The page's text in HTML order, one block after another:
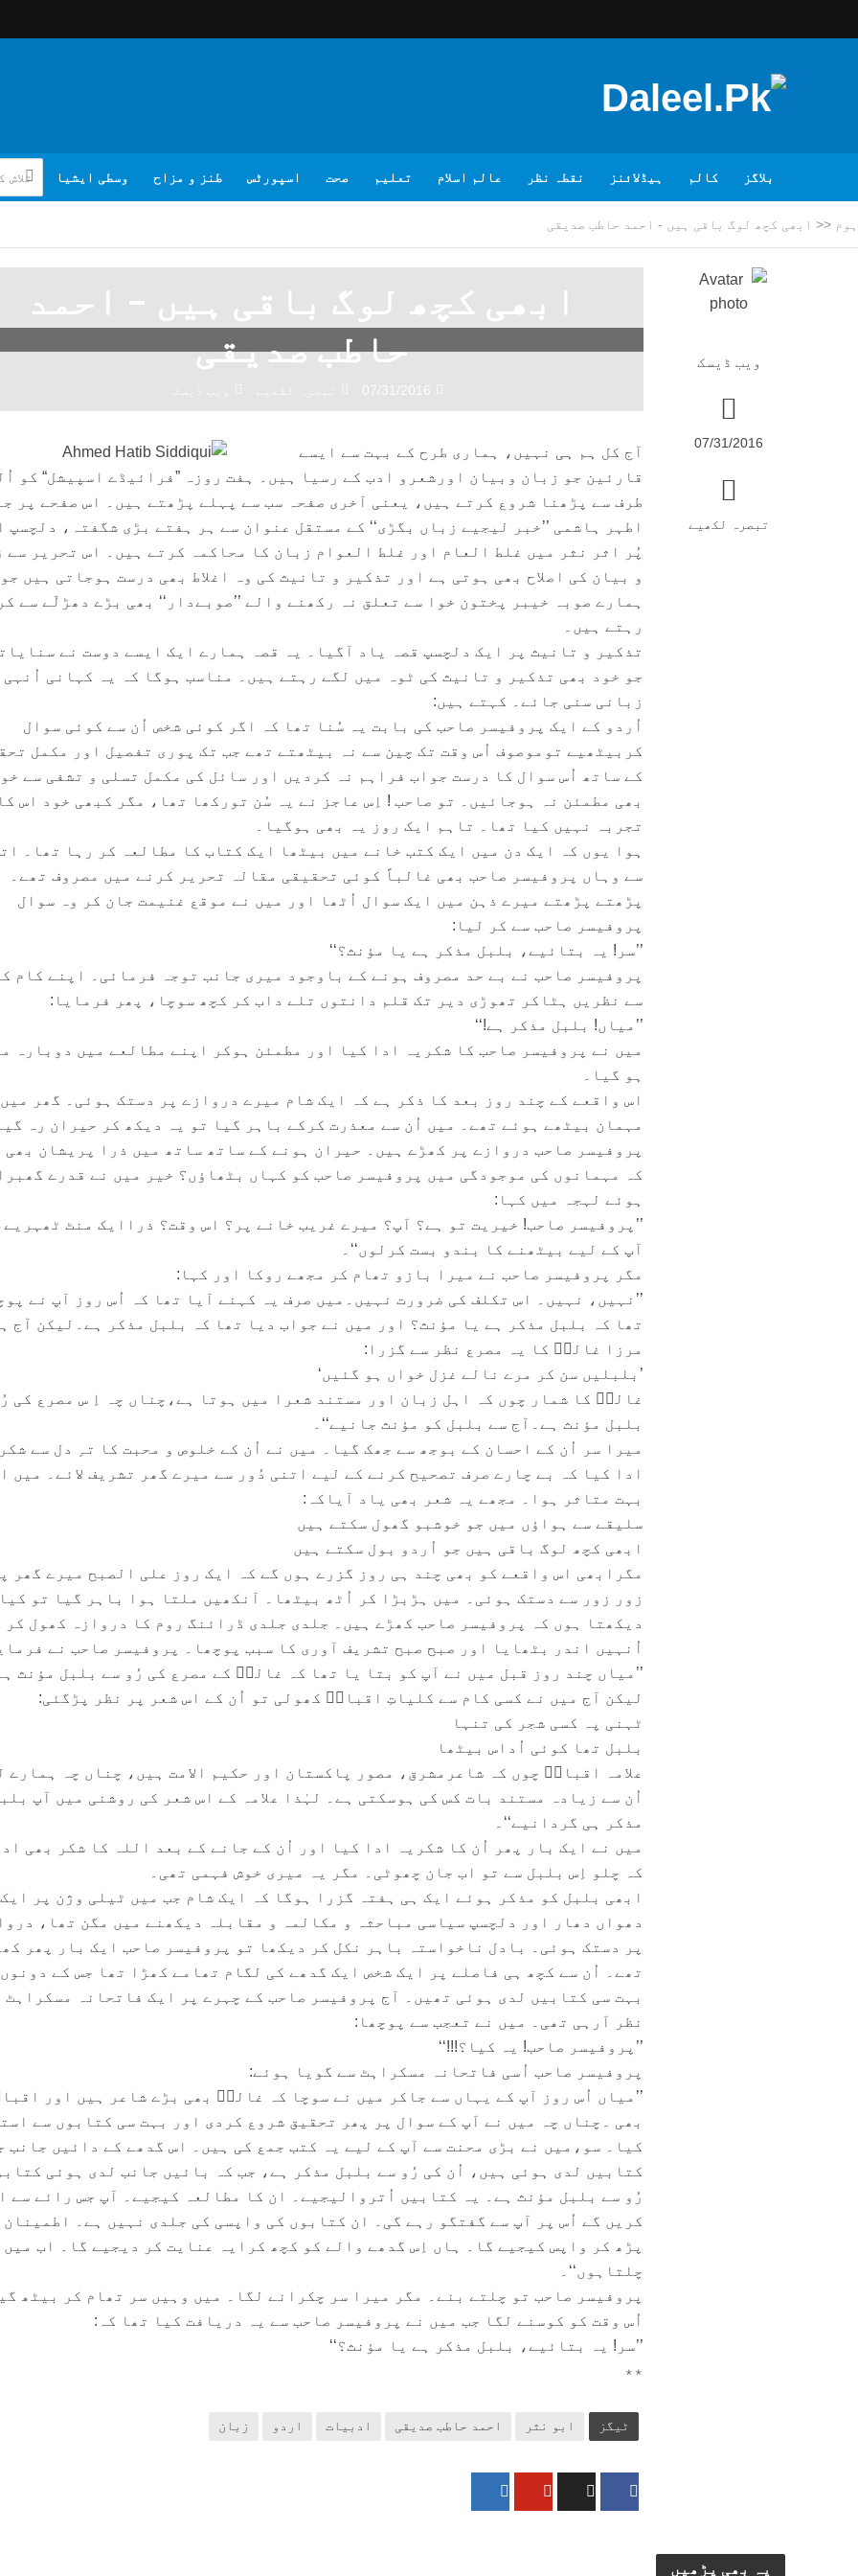
بلاگز کالم ہیڈلائنز نقطہ نظر عالم اسلام تعلیم صحت اسپورٹس طنز و مزاح وسطی ایشیا
ہوم << ابھی کچھ لوگ باقی ہیں - احمد حاطب صدیقی
ویب ڈیسک
07/31/2016
تبصرہ لکھیے
ابھی کچھ لوگ باقی ہیں – احمد
حاطب صدیقی
07/31/2016
آج کل ہم ہی نہیں، ہماری طرح کے بہت سے ایسے
قارئین جو زبان وبیان اورشعرو ادب کے رسیا ہیں۔ ہفت روزہ ”فرائیڈے اسپیشل“ کو
طرف سے پڑھنا شروع کرتے ہیں، یعنی آخری صفحہ سب سے پہلے پڑھتے ہیں۔ اس صفحے پر
اطہر ہاشمی ’’خبر لیجیے زباں بگڑی‘‘ کے مستقل عنوان سے ہر ہفتے بڑی شگفتہ، دلچسپ
پُر اثر نثر میں غلط العام اور غلط العوام زبان کا محاکمہ کرتے ہیں۔ اس تحریر سے
و بیان کی اصلاح بھی ہوتی ہے اور تذکیر و تانیث کی وہ اغلاط بھی درست ہوجاتی ہیں جو
ہمارے صوبہ خیبر پختون خوا سے تعلق نہ رکھنے والے ’’صوبےدار‘‘ بھی بڑے دھڑلّے سے
رہتے ہیں۔
تذکیر و تانیث پر ایک دلچسپ قصہ یاد آگیا۔ یہ قصہ ہمارے ایک ایسے دوست نے
جو خود بھی تذکیر و تانیث کی ٹوہ میں لگے رہتے ہیں۔ مناسب ہوگا کہ یہ کہانی اُنہی
زبانی سنی جائے۔ کہتے ہیں:
اُردو کے ایک پروفیسر صاحب کی بابت یہ سُنا تھا کہ اگر کوئی شخص اُن سے کوئی سوال
کربیٹھیے توموصوف اُس وقت تک چین سے نہ بیٹھتے تھے جب تک پوری تفصیل اور مکمل
کے ساتھ اُس سوال کا درست جواب فراہم نہ کردیں اور سائل کی مکمل تسلی و تشفی سے
بھی مطمئن نہ ہوجائیں۔ تو صاحب ! اِس عاجز نے یہ سُن تورکھا تھا، مگر کبھی خود اس کا
تجربہ نہیں کیا تھا۔ تاہم ایک روز یہ بھی ہوگیا۔
ہوا یوں کہ ایک دن میں ایک کتب خانے میں بیٹھا ایک کتاب کا مطالعہ کر رہا تھا۔
سے وہاں پروفیسر صاحب بھی غالباً کوئی تحقیقی مقالہ تحریر کرنے میں مصروف تھے۔
پڑھتے پڑھتے میرے ذہن میں ایک سوال اُٹھا اور میں نے موقع غنیمت جان کر وہ سوال
پروفیسر صاحب سے کر لیا:
’’سر! یہ بتائیے، بلبل مذکر ہے یا مؤنث؟‘‘
پروفیسر صاحب نے بے حد مصروف ہونے کے باوجود میری جانب توجہ فرمائی۔ اپنے کام
سے نظریں ہٹاکر تھوڑی دیر تک قلم دانتوں تلے داب کر کچھ سوچا، پھر فرمایا:
’’میاں! بلبل مذکر ہے!‘‘
میں نے پروفیسر صاحب کا شکریہ ادا کیا اور مطمئن ہوکر اپنے مطالعے میں دوبارہ
ہو گیا۔
اس واقعے کے چند روز بعد کا ذکر ہے کہ ایک شام میرے دروازے پر دستک ہوئی۔ گھر
مہمان بیٹھے ہوئے تھے۔ میں اُن سے معذرت کرکے باہر گیا تو یہ دیکھ کر حیران رہ
پروفیسر صاحب دروازے پر کھڑے ہیں۔ حیران ہونے کے ساتھ ساتھ میں ذرا پریشان بھی
کہ مہمانوں کی موجودگی میں پروفیسر صاحب کو کہاں بٹھاؤں؟ خیر میں نے قدرے
ہوئے لہجہ میں کہا:
’’پروفیسر صاحب! خیریت تو ہے؟ آپ؟ میرے غریب خانے پر؟ اس وقت؟ ذراایک منٹ
آپ کے لیے بیٹھنے کا بندو بست کرلوں‘‘۔
مگر پروفیسر صاحب نے میرا بازو تھام کر مجھے روکا اور کہا:
’’نہیں، نہیں۔ اس تکلف کی ضرورت نہیں۔میں صرف یہ کہنے آیا تھا کہ اُس روز آپ نے
تھا کہ بلبل مذکر ہے یا مؤنث؟ اور میں نے جواب دیا تھا کہ بلبل مذکر ہے۔لیکن آج
مرزا غالبؔ کا یہ مصرع نظر سے گزرا:
’بلبلیں سن کر مرے نالے غزل خواں ہو گئیں‘
غالبؔ کا شمار چوں کہ اہل زبان اور مستند شعرا میں ہوتا ہے،چناں چہ اِ س مصرع کی
بلبل مؤنث ہے۔آج سے بلبل کو مؤنث جانیے‘‘۔
میرا سر اُن کے احسان کے بوجھ سے جھک گیا۔ میں نے اُن کے خلوص و محبت کا تہِ دل سے
ادا کیا کہ بے چارے صرف تصحیح کرنے کے لیے اتنی دُور سے میرے گھر تشریف لائے۔ میں
بہت متاثر ہوا۔ مجھے یہ شعر بھی یاد آیاکہ:
سلیقے سے ہواؤں میں جو خوشبو گھول سکتے ہیں
ابھی کچھ لوگ باقی ہیں جو اُردو بول سکتے ہیں
مگرابھی اس واقعے کو بھی چند ہی روز گزرے ہوں گے کہ ایک روز علی الصبح میرے گھر
زور زور سے دستک ہوئی۔ میں ہڑبڑا کر اُٹھ بیٹھا۔ آنکھیں ملتا ہوا باہر گیا تو کیا
دیکھتا ہوں کہ پروفیسر صاحب کھڑے ہیں۔ جلدی جلدی ڈرائنگ روم کا دروازہ کھول کر
اُنہیں اندر بٹھایا اور صبح صبح تشریف آوری کا سبب پوچھا۔ پروفیسر صاحب نے
’’میاں چند روز قبل میں نے آپ کو بتا یا تھا کہ غالبؔ کے مصرع کی رُو سے بلبل مؤنث
لیکن آج میں نے کسی کام سے کلیاتِ اقبالؔ کھولی تو اُن کے اس شعر پر نظر پڑگئی:
ٹہنی پہ کسی شجر کی تنہا
بلبل تھا کوئی اُداس بیٹھا
علامہ اقبالؔ چوں کہ شاعرمشرق، مصور پاکستان اور حکیم الامت ہیں، چناں چہ ہمارے
اُن سے زیادہ مستند بات کس کی ہوسکتی ہے۔ لہٰذا علامہ کے اس شعر کی روشنی میں آپ
مذکر ہی گردانیے‘‘۔
میں نے ایک بار پھر اُن کا شکریہ ادا کیا اور اُن کے جانے کے بعد اللہ کا شکر بھی
کہ چلو اِس بلبل سے تو اب جان چھوٹی۔ مگر یہ میری خوش فہمی تھی۔
ابھی بلبل کو مذکر ہوئے ایک ہی ہفتہ گزرا ہوگا کہ ایک شام جب میں ٹیلی وژن پر ایک
دھواں دھار اور دلچسپ سیاسی مباحثہ و مکالمہ و مقابلہ دیکھنے میں مگن تھا،
پر دستک ہوئی۔ بادل ناخواستہ باہر نکل کر دیکھا تو پروفیسر صاحب ایک بار پھر
تھے۔ اُن سے کچھ ہی فاصلے پر ایک شخص ایک گدھے کی لگام تھامے کھڑا تھا جس کے
بہت سی کتابیں لدی ہوئی تھیں۔ آج پروفیسر صاحب کے چہرے پر ایک فاتحانہ مسکراہٹ
نظر آرہی تھی۔ میں نے تعجب سے پوچھا:
’’پروفیسر صاحب! یہ کیا؟!!!‘‘
پروفیسر صاحب اُسی فاتحانہ مسکراہٹ سے گویا ہوئے:
’’میاں اُس روز آپ کے یہاں سے جاکر میں نے سوچا کہ غالبؔ بھی بڑے شاعر ہیں اور
بھی ۔چناں چہ میں نے آپ کے سوال پر پھر تحقیق شروع کردی اور بہت سی کتابوں سے
کیا۔ سو،میں نے بڑی محنت سے آپ کے لیے یہ کتب جمع کی ہیں۔ اس گدھے کے دائیں جانب
کتابیں لدی ہوئی ہیں، اُن کی رُو سے بلبل مذکر ہے، جب کہ بائیں جانب لدی ہوئی
رُو سے بلبل مؤنث ہے۔ یہ کتابیں اُتروالیجیے۔ ان کا مطالعہ کیجیے۔ آپ جس رائے سے
کریں گے اُس پر آپ سے گفتگو رہے گی۔ ان کتابوں کی واپسی کی جلدی نہیں ہے۔ اطمینان
پڑھ کر واپس کیجیے گا۔ ہاں اِس گدھے والے کو کچھ کرایہ عنایت کر دیجیے گا۔ اب میں
چلتاہوں‘‘۔
پروفیسر صاحب تو چلتے بنے۔ مگر میرا سر چکرانے لگا۔ میں وہیں سر تھام کر بیٹھ
اُس وقت کو کوسنے لگا جب میں نے پروفیسر صاحب سے یہ دریافت کیا تھا کہ:
’’سر! یہ بتائیے، بلبل مذکر ہے یا مؤنث؟‘‘
٭٭
ٹیگز ابو نثر احمد حاطب صدیقی ادبیات اردو زبان
یہ بھی پڑھیں